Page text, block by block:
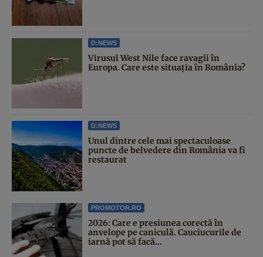
D:NEWS
Virusul West Nile face ravagii în
Europa. Care este situația în România?
D:NEWS
Unul dintre cele mai spectaculoase
puncte de belvedere din România va fi
restaurat
PROMOTOR.RO
2026: Care e presiunea corectă în
anvelope pe caniculă. Cauciucurile de
iarnă pot să facă...